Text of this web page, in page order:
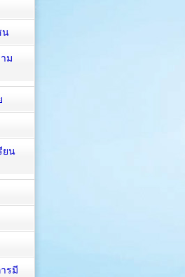
น
ม
ยน
รมี